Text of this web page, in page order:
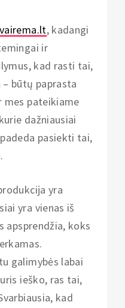
, kadangi
ir
kad rasti tai,
būtų paprasta
mes pateikiame
dažniausiai
pasiekti tai,
yra
yra vienas iš
apsprendžia, koks
galimybės labai
ieško, ras tai,
kad